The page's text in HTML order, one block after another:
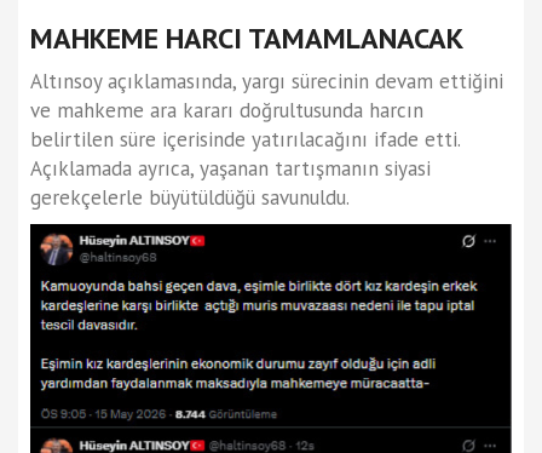
MAHKEME HARCI TAMAMLANACAK
Altınsoy açıklamasında, yargı sürecinin devam ettiğini
ve mahkeme ara kararı doğrultusunda harcın
belirtilen süre içerisinde yatırılacağını ifade etti.
Açıklamada ayrıca, yaşanan tartışmanın siyasi
gerekçelerle büyütüldüğü savunuldu.